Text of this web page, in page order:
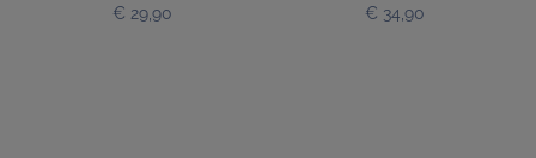
€ 29,90
€ 34,90